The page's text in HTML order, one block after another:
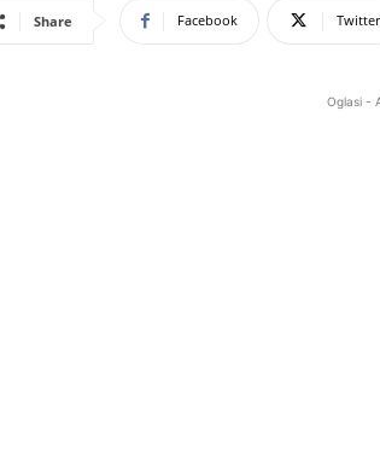
Share Facebook Twitter
Oglasi -